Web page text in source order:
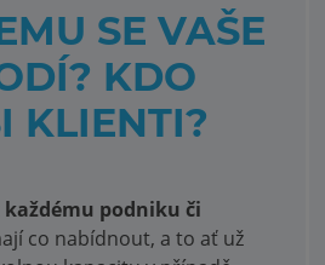
SE VAŠE
KDO
KLIENTI?
každému podniku či
co nabídnout, a to ať už